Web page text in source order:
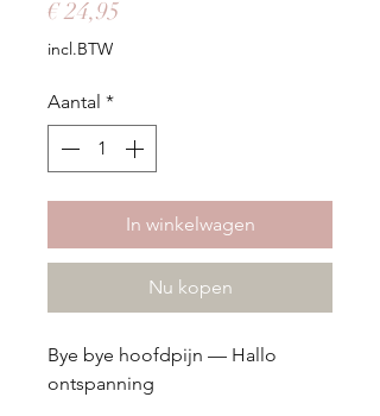
€ 24,95
incl.BTW
Aantal *
In winkelwagen
Nu kopen
Bye bye hoofdpijn — Hallo
ontspanning